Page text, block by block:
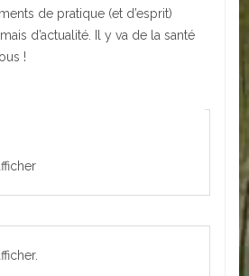
de pratique (et d’esprit)
d’actualité. Il y va de la santé
!